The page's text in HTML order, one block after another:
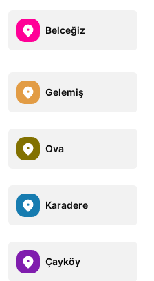
Belceğiz
Gelemiş
Ova
Karadere
Çayköy